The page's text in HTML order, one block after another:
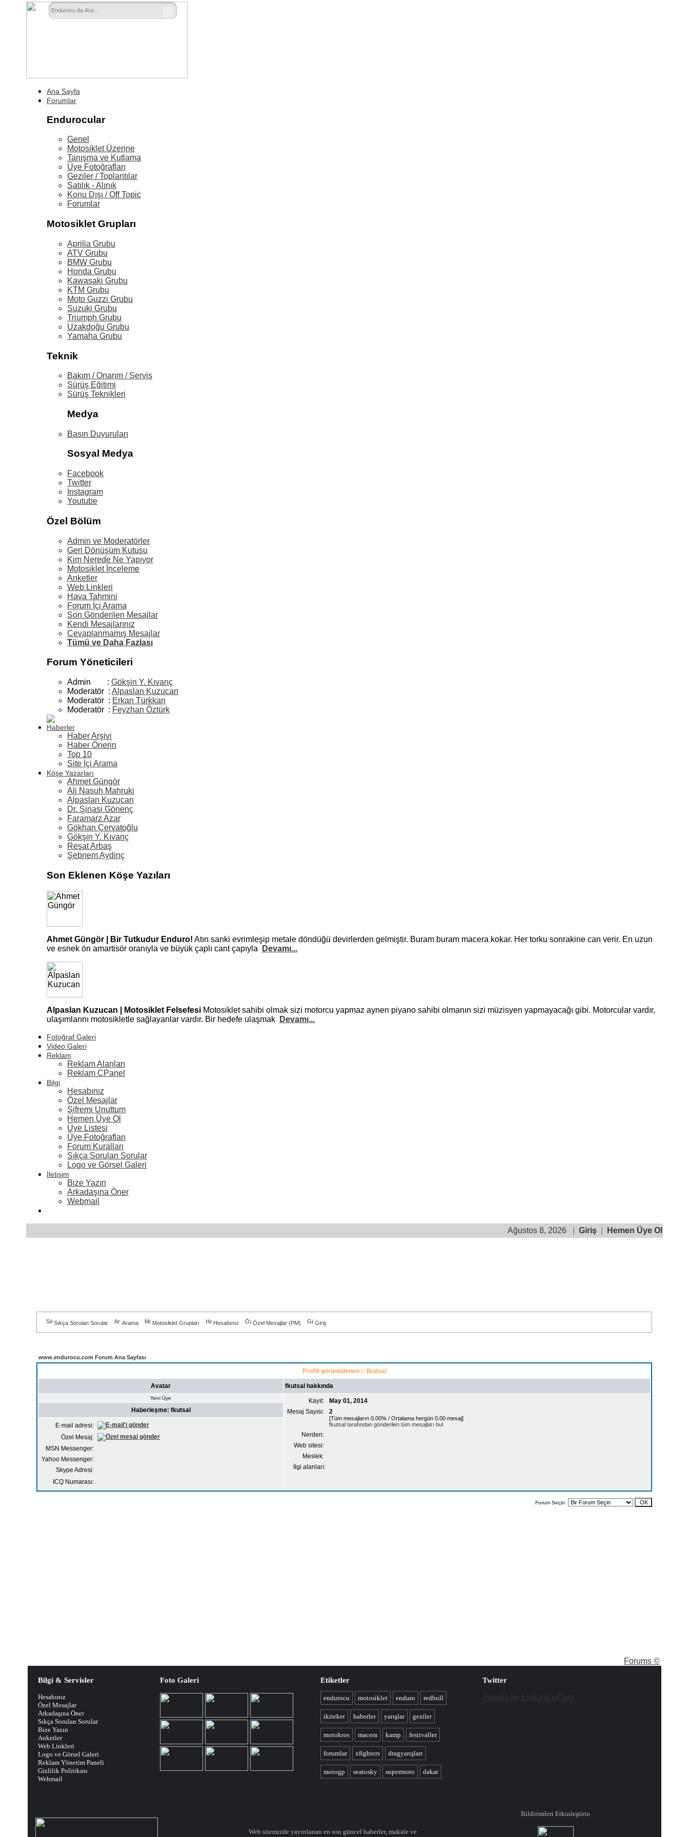
Ana Sayfa
Forumlar
Endurocular
Genel
Motosiklet Üzerine
Tanışma ve Kutlama
Üye Fotoğrafları
Geziler / Toplantılar
Satılık - Alınık
Konu Dışı / Off Topic
Forumlar
Motosiklet Grupları
Aprilia Grubu
ATV Grubu
BMW Grubu
Honda Grubu
Kawasaki Grubu
KTM Grubu
Moto Guzzi Grubu
Suzuki Grubu
Triumph Grubu
Uzakdoğu Grubu
Yamaha Grubu
Teknik
Bakım / Onarım / Servis
Sürüş Eğitimi
Sürüş Teknikleri
Medya
Basın Duyuruları
Sosyal Medya
Facebook
Twitter
Instagram
Youtube
Özel Bölüm
Admin ve Moderatörler
Geri Dönüşüm Kutusu
Kim Nerede Ne Yapıyor
Motosiklet İnceleme
Anketler
Web Linkleri
Hava Tahmini
Forum İçi Arama
Son Gönderilen Mesajlar
Kendi Mesajlarınız
Cevaplanmamış Mesajlar
Tümü ve Daha Fazlası
Forum Yöneticileri
Admin : Gökşin Y. Kıvanç
Moderatör : Alpaslan Kuzucan
Moderatör : Erkan Türkkan
Moderatör : Feyzhan Öztürk
Haberler
Haber Arşivi
Haber Önerin
Top 10
Site İçi Arama
Köşe Yazarları
Ahmet Güngör
Ali Nasuh Mahruki
Alpaslan Kuzucan
Dr. Şinasi Gönenç
Faramarz Azar
Gökhan Çervatoğlu
Gökşin Y. Kıvanç
Reşat Arbaş
Şebnem Aydinç
Son Eklenen Köşe Yazıları
Ahmet Güngör | Bir Tutkudur Enduro! Atın sanki evrimleşip metale döndüğü devirlerden gelmiştir. Buram buram macera kokar. Her torku sonrakine can verir. En uzun
ve esnek ön amartisör oranıyla ve büyük çaplı cant çapıyla
Devamı...
Alpaslan Kuzucan | Motosiklet Felsefesi Motosiklet sahibi olmak sizi motorcu yapmaz aynen piyano sahibi olmanın sizi müzisyen yapmayacağı gibi. Motorcular vardır,
ulaşımlarını motosikletle sağlayanlar vardır. Bir hedefe ulaşmak
Devamı...
Fotoğraf Galeri
Video Galeri
Reklam
Reklam Alanları
Reklam CPanel
Bilgi
Hesabınız
Özel Mesajlar
Şifremi Unuttum
Hemen Üye Ol
Üye Listesi
Üye Fotoğrafları
Forum Kuralları
Sıkça Sorulan Sorular
Logo ve Görsel Galeri
İletişim
Bize Yazın
Arkadaşına Öner
Webmail
Ağustos 8, 2026 Giriş Hemen Üye Ol
Sıkça Sorulan Sorular Arama Motosiklet Grupları Hesabınız Özel Mesajlar (PM) Giriş
www.endurocu.com Forum Ana Sayfası
Profili görüntülenen :: fkutsal
Avatar fkutsal hakkında
Yeni Üye Kayıt:
May 01, 2014
Mesaj Sayısı:
2
[Tüm mesajların 0.00% / Ortalama hergün 0.00 mesaj]
fkutsal tarafından gönderilen tüm mesajları bul
Nerden:
Web sitesi:
Meslek:
İlgi alanları:
Haberleşme: fkutsal
E-mail adresi:
Özel Mesaj:
MSN Messenger:
Yahoo Messenger:
Skype Adresi:
ICQ Numarası:
Forum Seçin:
Forums ©
Bilgi & Servisler
Hesabınız
Özel Mesajlar
Arkadaşına Öner
Sıkça Sorulan Sorular
Bize Yazın
Anketler
Web Linkleri
Logo ve Görsel Galeri
Reklam Yönetim Paneli
Gizlilik Politikası
Webmail
Foto Galeri Etiketler
endurocu motosiklet enduro redbull
ikiteker haberler yarışlar geziler
motokros macera kamp festivaller
forumlar xfighters dragyarışları
motogp seatosky supermoto dakar
Twitter
Tweets by EndurocuCom
Web sitemizde yayınlanan en son güncel haberler, makale ve
Bildirimleri Etkinleştirin